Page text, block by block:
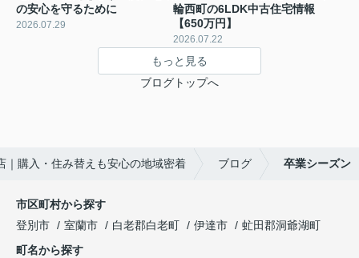
の安心を守るために
2026.07.29
輪西町の6LDK中古住宅情報
【650万円】
2026.07.22
もっと見る
ブログトップへ
｜購入・住み替えも安心の地域密着 ブログ 卒業シーズン
市区町村から探す
登別市
室蘭市 白老郡白老町 伊達市
虻田郡洞爺湖町
町名から探す